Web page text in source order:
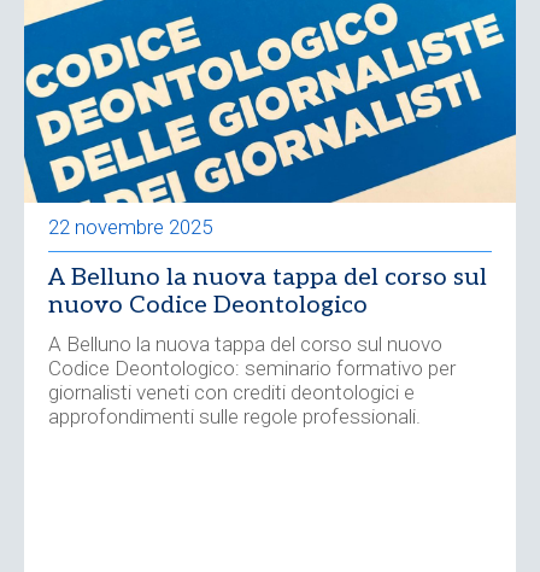
22 novembre 2025
A Belluno la nuova tappa del corso sul
nuovo Codice Deontologico
A Belluno la nuova tappa del corso sul nuovo
Codice Deontologico: seminario formativo per
giornalisti veneti con crediti deontologici e
approfondimenti sulle regole professionali.